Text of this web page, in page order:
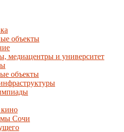
объекты
медиацентры и университет
объекты
кино
Сочи